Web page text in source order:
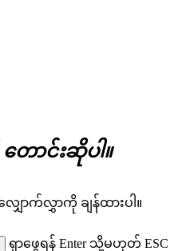
ောင်းဆိုပါ။
ာက်လွှာကို ချန်ထားပါ။
ရှာဖွေရန် Enter သို့မဟုတ် ESC